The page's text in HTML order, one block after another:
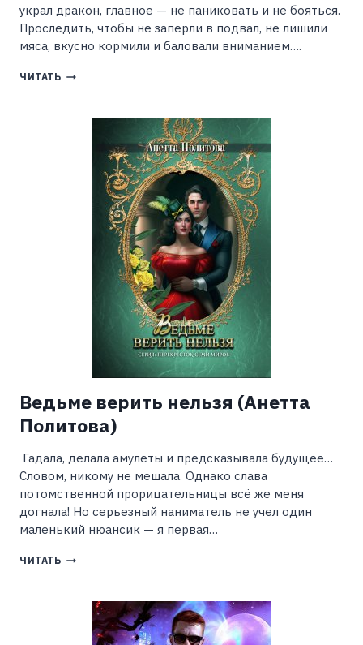
украл дракон, главное — не паниковать и не бояться.
Проследить, чтобы не заперли в подвал, не лишили
мяса, вкусно кормили и баловали вниманием….
ЧИТАТЬ МОЙ
ДРАКОН
Ведьме верить нельзя (Анетта
Политова)
Гадала, делала амулеты и предсказывала будущее…
Словом, никому не мешала. Однако слава
потомственной прорицательницы всё же меня
догнала! Но серьезный наниматель не учел один
маленький нюансик — я первая…
ЧИТАТЬ ВЕДЬМЕ
(АНЕТТА
ПОЛИТОВА)